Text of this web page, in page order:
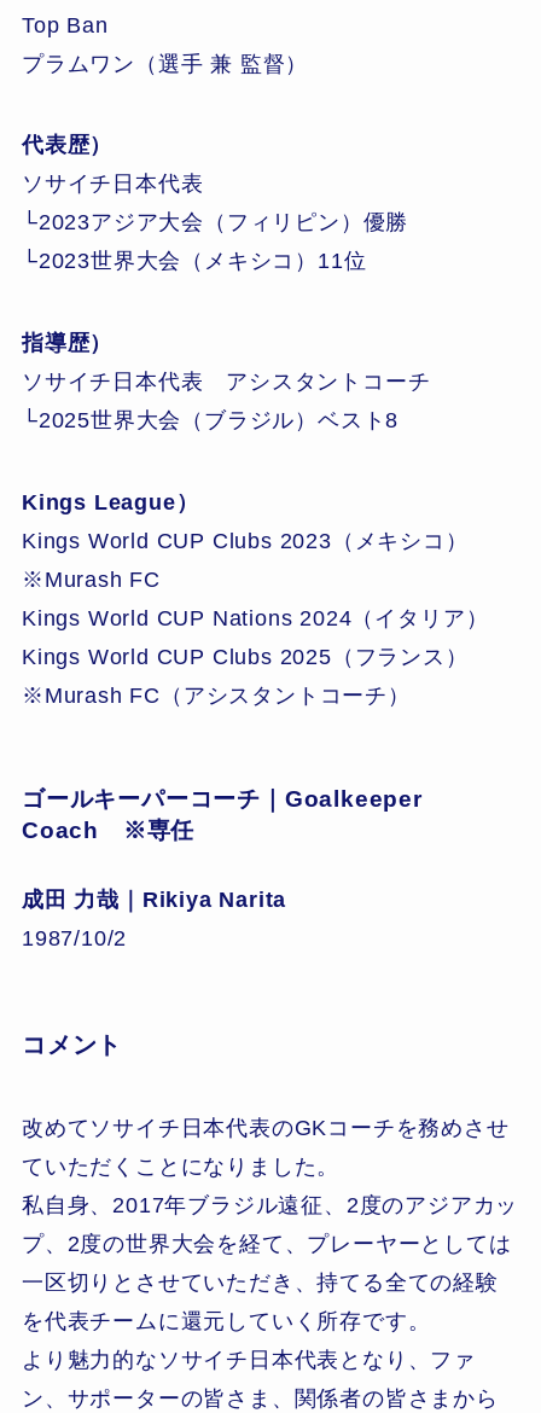
Top Ban
プラムワン（選手 兼 監督）
代表歴）
ソサイチ日本代表
└2023アジア大会（フィリピン）優勝
└2023世界大会（メキシコ）11位
指導歴）
ソサイチ日本代表 アシスタントコーチ
└2025世界大会（ブラジル）ベスト8
Kings League）
Kings World CUP Clubs 2023（メキシコ）
※Murash FC
Kings World CUP Nations 2024（イタリア）
Kings World CUP Clubs 2025（フランス）
※Murash FC（アシスタントコーチ）
ゴールキーパーコーチ｜Goalkeeper
Coach ※専任
成田 力哉｜Rikiya Narita
1987/10/2
コメント
改めてソサイチ日本代表のGKコーチを務めさせ
ていただくことになりました。
私自身、2017年ブラジル遠征、2度のアジアカッ
プ、2度の世界大会を経て、プレーヤーとしては
一区切りとさせていただき、持てる全ての経験
を代表チームに還元していく所存です。
より魅力的なソサイチ日本代表となり、ファ
ン、サポーターの皆さま、関係者の皆さまから